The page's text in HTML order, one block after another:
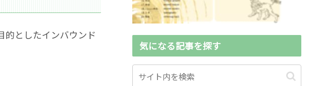
的としたインバウンド
気になる記事を探す